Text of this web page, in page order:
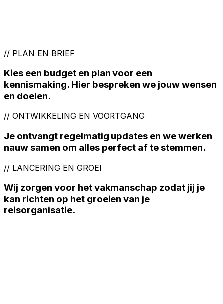
// PLAN EN BRIEF
Kies een budget en plan voor een
kennismaking. Hier bespreken we jouw wensen
en doelen.
// ONTWIKKELING EN VOORTGANG
Je ontvangt regelmatig updates en we werken
nauw samen om alles perfect af te stemmen.
// LANCERING EN GROEI
Wij zorgen voor het vakmanschap zodat jij je
kan richten op het groeien van je
reisorganisatie.